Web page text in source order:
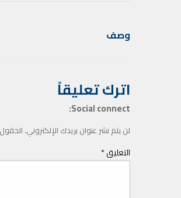
وصف
اترك تعليقاً
Social connect:
لن يتم نشر عنوان بريدك الإلكتروني. الحقول
التعليق*